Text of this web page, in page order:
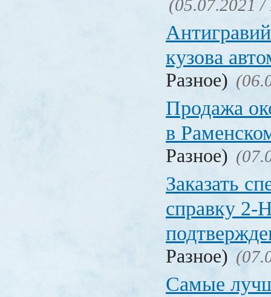
(05.07.2021 /
кузова
Разное)
Продажа
в
Разное)
Заказать
справку
Разное)
Самые